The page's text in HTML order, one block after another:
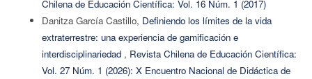
Chilena de Educación Científica: Vol. 16 Núm. 1 (2017)
Danitza García Castillo, Definiendo los límites de la vida
extraterrestre: una experiencia de gamificación e
interdisciplinariedad , Revista Chilena de Educación Científica:
Vol. 27 Núm. 1 (2026): X Encuentro Nacional de Didáctica de